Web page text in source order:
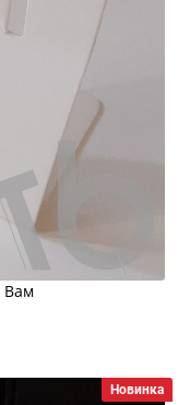
Вам
Новинка